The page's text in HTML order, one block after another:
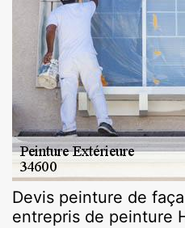
Devis peinture de
entrepris de peinture